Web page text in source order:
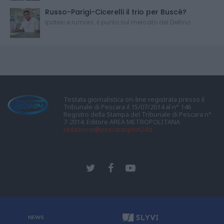
Russo-Parigi-Cicerelli il trio per Buscè?
Ipotesi e rumors: il punto sul mercato del Delfino
Testata giornalistica on-line registrata presso il
Tribunale di Pescara il 15/07/2014 al n° 146
Registro della Stampa del Tribunale di Pescara n°
7-2014. Editore AREA METROPOLITANA
redazione@pescarasport24.it
NEWS